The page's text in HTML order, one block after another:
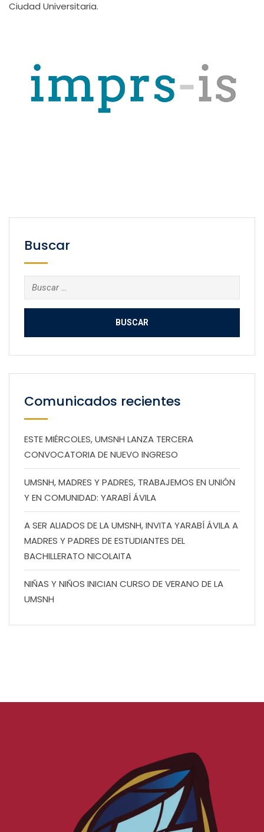
Ciudad Universitaria.
Buscar
Buscar:
Comunicados recientes
ESTE MIÉRCOLES, UMSNH LANZA TERCERA
CONVOCATORIA DE NUEVO INGRESO
UMSNH, MADRES Y PADRES, TRABAJEMOS EN UNIÓN
Y EN COMUNIDAD: YARABÍ ÁVILA
A SER ALIADOS DE LA UMSNH, INVITA YARABÍ ÁVILA A
MADRES Y PADRES DE ESTUDIANTES DEL
BACHILLERATO NICOLAITA
NIÑAS Y NIÑOS INICIAN CURSO DE VERANO DE LA
UMSNH